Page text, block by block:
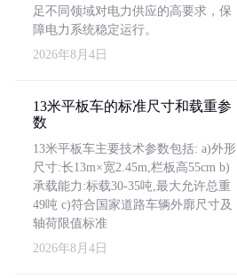
足不同领域对电力供应的高要求，保
障电力系统稳定运行。
2026年8月4日
13米平板车的标准尺寸和载重参
数
13米平板车主要技术参数包括: a)外形
尺寸:长13m×宽2.45m,栏板高55cm b)
承载能力:标载30-35吨,最大允许总重
49吨 c)符合国家道路车辆外廓尺寸及
轴荷限值标准
2026年8月4日